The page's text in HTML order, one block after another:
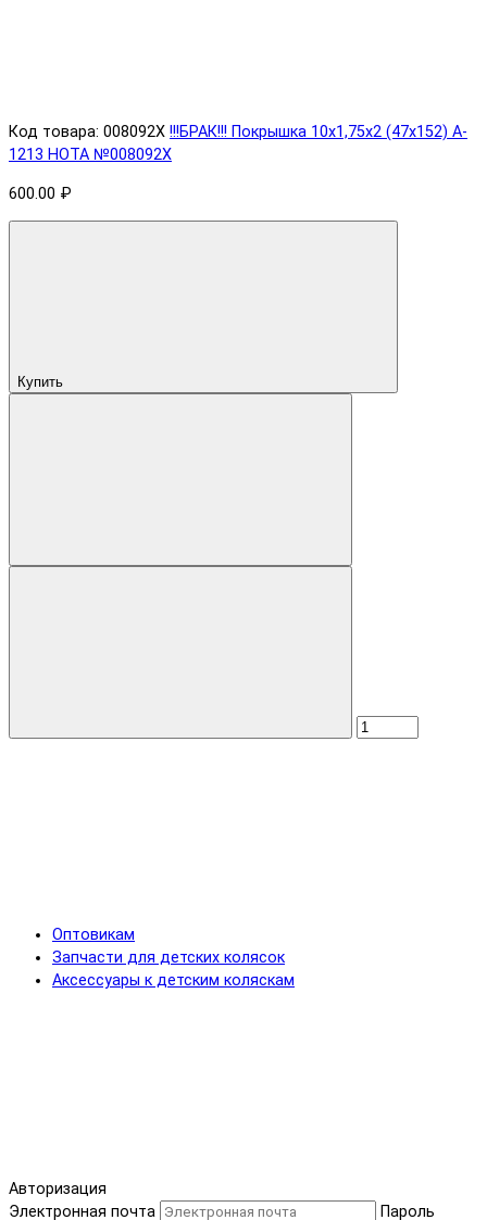
Код товара: 008092X !!!БРАК!!! Покрышка 10х1,75х2 (47x152) A-
1213 HOTA №008092X
600.00 ₽
Купить
Оптовикам
Запчасти для детских колясок
Аксессуары к детским коляскам
Авторизация
Электронная почта
Пароль